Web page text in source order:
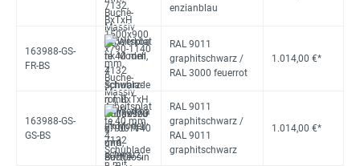
enzianblau
163988-GS-
FR-BS
RAL 9011
graphitschwarz /
RAL 3000 feuerrot
1.014,00 €*
163988-GS-
GS-BS
RAL 9011
graphitschwarz /
RAL 9011
graphitschwarz
1.014,00 €*